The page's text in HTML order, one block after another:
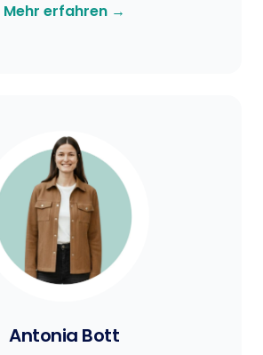
Mehr erfahren →
Antonia Bott